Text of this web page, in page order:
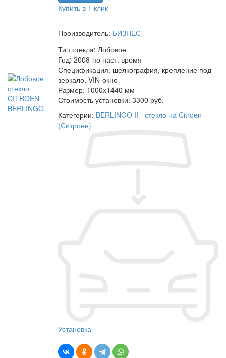
Купить в 1 клик
Производитель: БИЗНЕС
Тип стекла: Лобовое
Год: 2008-по наст. время
Спецификация: шелкография, крепление под
зеркало, VIN-окно
Размер: 1000x1440 мм
Стоимость установки: 3300 руб.
Категории: BERLINGO II - стекло на Citroen
(Ситроен)
Установка